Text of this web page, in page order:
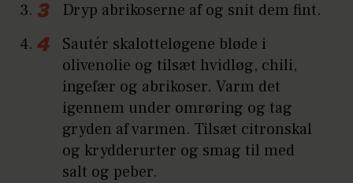
Dryp abrikoserne af og snit dem fint.
Sautér skalotteløgene bløde i
olivenolie og tilsæt hvidløg, chili,
ingefær og abrikoser. Varm det
igennem under omrøring og tag
gryden af varmen. Tilsæt citronskal
og krydderurter og smag til med
salt og peber.